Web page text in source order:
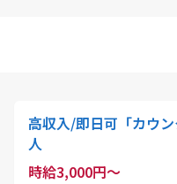
高収入/即日可「カウ
人
時給3,000円～